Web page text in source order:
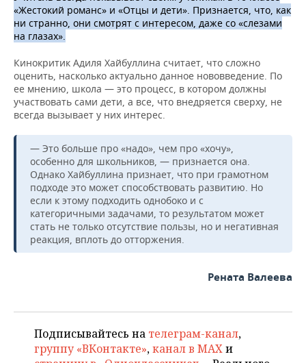
«Жестокий романс» и «Отцы и дети». Признается, что, как
ни странно, они смотрят с интересом, даже со «слезами
на глазах».
Кинокритик Адиля Хайбуллина считает, что сложно
оценить, насколько актуально данное нововведение. По
ее мнению, школа — это процесс, в котором должны
участвовать сами дети, а все, что внедряется сверху, не
всегда вызывает у них интерес.
— Это больше про «надо», чем про «хочу»,
особенно для школьников, — признается она.
Однако Хайбуллина признает, что при грамотном
подходе это может способствовать развитию. Но
если к этому подходить однобоко и с
категоричными задачами, то результатом может
стать не только отсутствие пользы, но и негативная
реакция, вплоть до отторжения.
Рената Валеева
Подписывайтесь на телеграм-канал,
группу «ВКонтакте»,канал в MAXи